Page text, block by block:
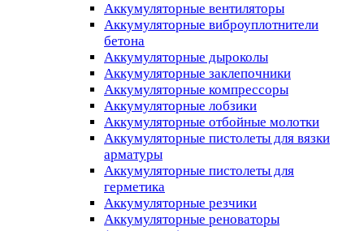
Аккумуляторные вентиляторы
Аккумуляторные виброуплотнители
бетона
Аккумуляторные дыроколы
Аккумуляторные заклепочники
Аккумуляторные компрессоры
Аккумуляторные лобзики
Аккумуляторные отбойные молотки
Аккумуляторные пистолеты для вязки
арматуры
Аккумуляторные пистолеты для
герметика
Аккумуляторные резчики
Аккумуляторные реноваторы